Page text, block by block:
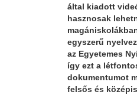
által kiadott
hasznosak
egyszerű
az Egyetemes
így ezt a
dokumentumot
felsős és